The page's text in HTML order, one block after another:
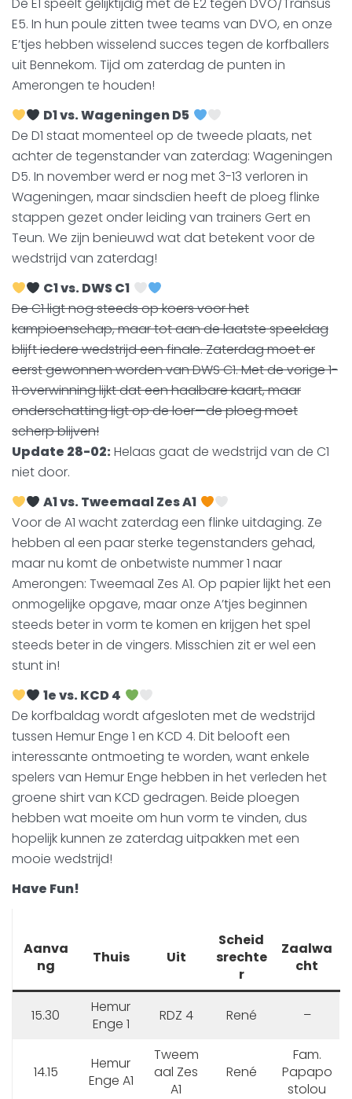
De E1 speelt gelijktijdig met de E2 tegen DVO/Transus
E5. In hun poule zitten twee teams van DVO, en onze
E’tjes hebben wisselend succes tegen de korfballers
uit Bennekom. Tijd om zaterdag de punten in
Amerongen te houden!
D1 vs. Wageningen D5
De D1 staat momenteel op de tweede plaats, net
achter de tegenstander van zaterdag: Wageningen
D5. In november werd er nog met 3-13 verloren in
Wageningen, maar sindsdien heeft de ploeg flinke
stappen gezet onder leiding van trainers Gert en
Teun. We zijn benieuwd wat dat betekent voor de
wedstrijd van zaterdag!
C1 vs. DWS C1
De C1 ligt nog steeds op koers voor het
kampioenschap, maar tot aan de laatste speeldag
blijft iedere wedstrijd een finale. Zaterdag moet er
eerst gewonnen worden van DWS C1. Met de vorige 1-
11 overwinning lijkt dat een haalbare kaart, maar
onderschatting ligt op de loer—de ploeg moet
scherp blijven!
Update 28-02:Helaas gaat de wedstrijd van de C1
niet door.
A1 vs. Tweemaal Zes A1
Voor de A1 wacht zaterdag een flinke uitdaging. Ze
hebben al een paar sterke tegenstanders gehad,
maar nu komt de onbetwiste nummer 1 naar
Amerongen: Tweemaal Zes A1. Op papier lijkt het een
onmogelijke opgave, maar onze A’tjes beginnen
steeds beter in vorm te komen en krijgen het spel
steeds beter in de vingers. Misschien zit er wel een
stunt in!
1e vs. KCD 4
De korfbaldag wordt afgesloten met de wedstrijd
tussen Hemur Enge 1 en KCD 4. Dit belooft een
interessante ontmoeting te worden, want enkele
spelers van Hemur Enge hebben in het verleden het
groene shirt van KCD gedragen. Beide ploegen
hebben wat moeite om hun vorm te vinden, dus
hopelijk kunnen ze zaterdag uitpakken met een
mooie wedstrijd!
Have Fun!
Aanva
ng
Thuis Uit
Scheid
srechte
r
Zaalwa
cht
15.30
Hemur
Enge 1
RDZ 4 René –
14.15
Hemur
Enge A1
Tweem
aal Zes
A1
René
Fam.
Papapo
stolou